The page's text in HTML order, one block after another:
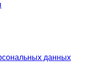
данных